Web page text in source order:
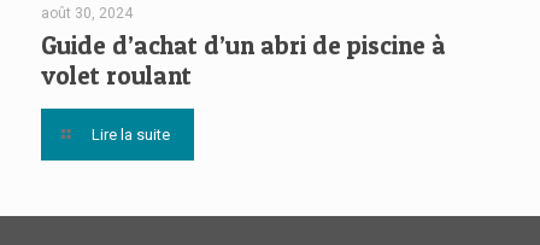
août 30, 2024
Guide d’achat d’un abri de piscine à
volet roulant
Lire la suite